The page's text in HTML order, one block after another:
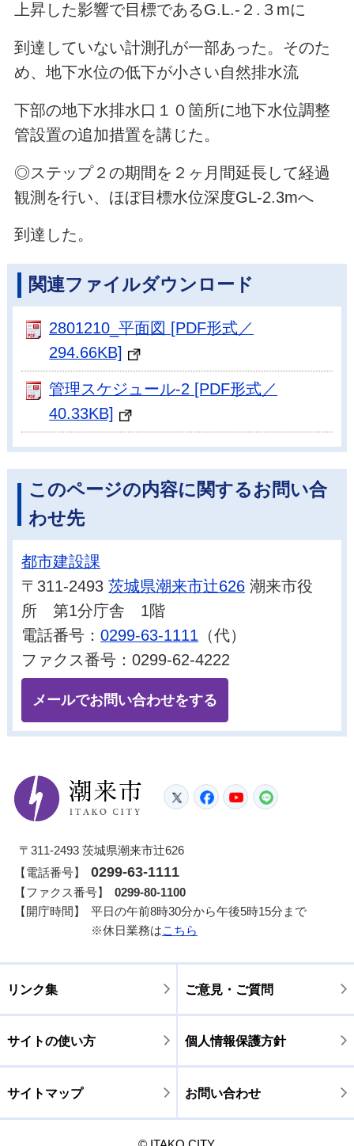
上昇した影響で目標であるG.L.-２.３mに
到達していない計測孔が一部あった。そのた
め、地下水位の低下が小さい自然排水流
下部の地下水排水口１０箇所に地下水位調整
管設置の追加措置を講じた。
◎ステップ２の期間を２ヶ月間延長して経過
観測を行い、ほぼ目標水位深度GL-2.3mへ
到達した。
関連ファイルダウンロード
2801210_平面図 [PDF形式／
294.66KB]
管理スケジュール-2 [PDF形式／
40.33KB]
このページの内容に関するお問い合
わせ先
都市建設課
〒311-2493茨城県潮来市辻626 潮来市役
所 第1分庁舎 1階
電話番号：0299-63-1111 （代）
ファクス番号：0299-62-4222
メールでお問い合わせをする
潮来市
TwitterFacebook
YouTube
〒311-2493 茨城県潮来市辻626
【電話番号】
0299-63-1111
【ファクス番号】
0299-80-1100
【開庁時間】
平日の午前8時30分から午後5時15分まで
※休日業務はこちら
リンク集 ご意見・ご質問
サイトの使い方 個人情報保護方針
サイトマップ お問い合わせ